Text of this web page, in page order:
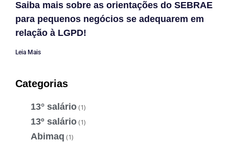
Saiba mais sobre as orientações do SEBRAE
para pequenos negócios se adequarem em
relação à LGPD!
Leia Mais
Categorias
13° salário (1)
13º salário (1)
Abimaq (1)